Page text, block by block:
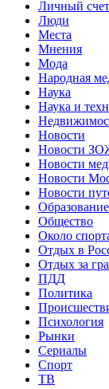
Личный счет
Люди
Места
Мнения
Мода
Народная
Наука
Наука и
Новости
Новости
Новости
Новости
Новости
Образование
Общество
Около
Отдых в
Отдых за
ПДД
Политика
Психология
Рынки
Сериалы
Спорт
ТВ